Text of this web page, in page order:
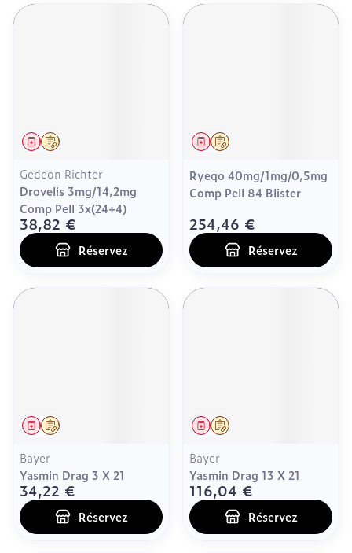
Sur prescription
Médicament
Gedeon Richter
Drovelis 3mg/14,2mg
Comp Pell 3x(24+4)
38,82 €
Réservez
Sur prescription
Médicament
Ryeqo 40mg/1mg/0,5mg
Comp Pell 84 Blister
254,46 €
Réservez
Sur prescription
Médicament
Bayer
Yasmin Drag 3 X 21
34,22 €
Réservez
Sur prescription
Médicament
Bayer
Yasmin Drag 13 X 21
116,04 €
Réservez